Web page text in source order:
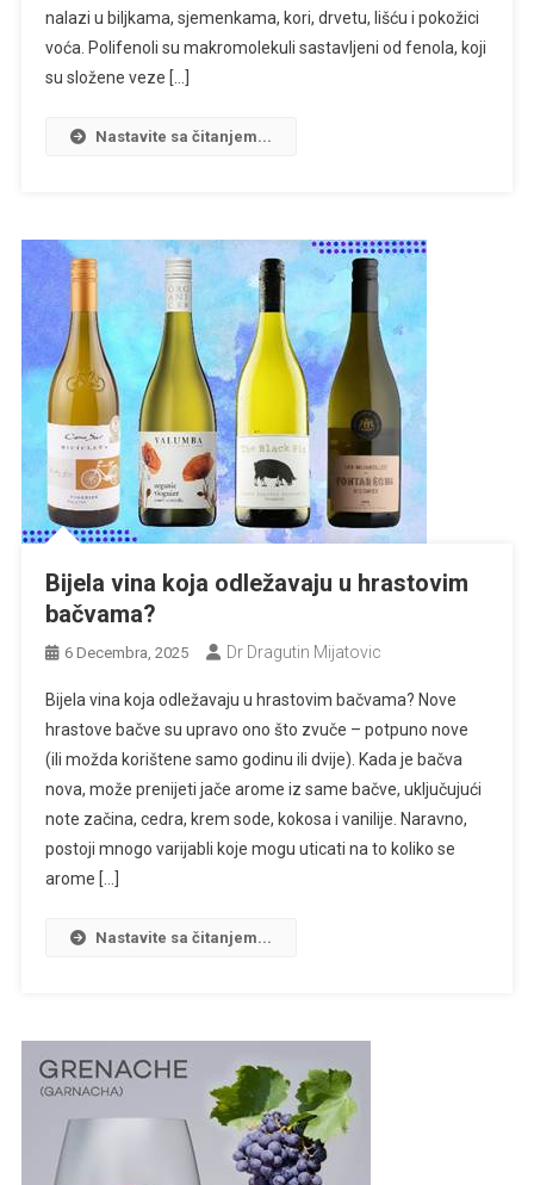
nalazi u biljkama, sjemenkama, kori, drvetu, lišću i pokožici
voća. Polifenoli su makromolekuli sastavljeni od fenola, koji
su složene veze […]
Nastavite sa čitanjem...
Bijela vina koja odležavaju u hrastovim
bačvama?
6 Decembra, 2025 Dr Dragutin Mijatovic
Bijela vina koja odležavaju u hrastovim bačvama? Nove
hrastove bačve su upravo ono što zvuče – potpuno nove
(ili možda korištene samo godinu ili dvije). Kada je bačva
nova, može prenijeti jače arome iz same bačve, uključujući
note začina, cedra, krem ​​sode, kokosa i vanilije. Naravno,
postoji mnogo varijabli koje mogu uticati na to koliko se
arome […]
Nastavite sa čitanjem...